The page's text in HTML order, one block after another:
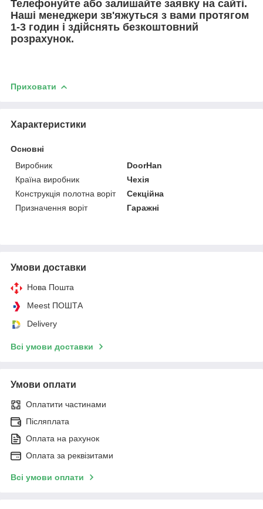
Телефонуйте або залишайте заявку на сайті.
Наші менеджери зв'яжуться з вами протягом
1-3 годин і здійснять безкоштовний
розрахунок.
Приховати
Характеристики
Основні
Виробник
DoorHan
Країна виробник
Чехія
Конструкція полотна воріт
Секційна
Призначення воріт
Гаражні
Умови доставки
Нова Пошта
Meest ПОШТА
Delivery
Всі умови доставки
Умови оплати
Оплатити частинами
Післяплата
Оплата на рахунок
Оплата за реквізитами
Всі умови оплати